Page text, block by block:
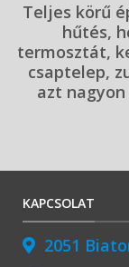
Teljes körű
hűtés,
termosztát,
csaptelep,
azt
KAPCSOLAT
2051